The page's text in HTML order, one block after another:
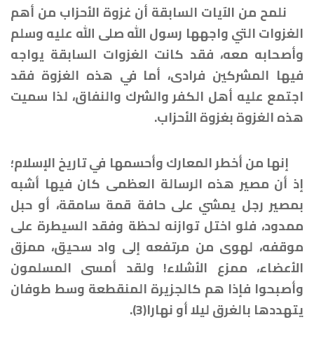
نلمح من الآيات السابقة أن غزوة الأحزاب من أهم
الغزوات التي واجهها رسول الله صلى الله عليه وسلم
وأصحابه معه، فقد كانت الغزوات السابقة يواجه
فيها المشركين فرادى، أما في هذه الغزوة فقد
اجتمع عليه أهل الكفر والشرك والنفاق، لذا سميت
هذه الغزوة بغزوة الأحزاب.
إنها من أخطر المعارك وأحسمها في تاريخ الإسلام؛
إذ أن مصير هذه الرسالة العظمى كان فيها أشبه
بمصير رجل يمشي على حافة قمة سامقة، أو حبل
ممدود، فلو اختل توازنه لحظة وفقد السيطرة على
موقفه، لهوى من مرتفعه إلى واد سحيق، ممزق
الأعضاء، ممزع الأشلاء! ولقد أمسى المسلمون
وأصبحوا فإذا هم كالجزيرة المنقطعة وسط طوفان
يتهددها بالغرق ليلا أو نهارا(3).